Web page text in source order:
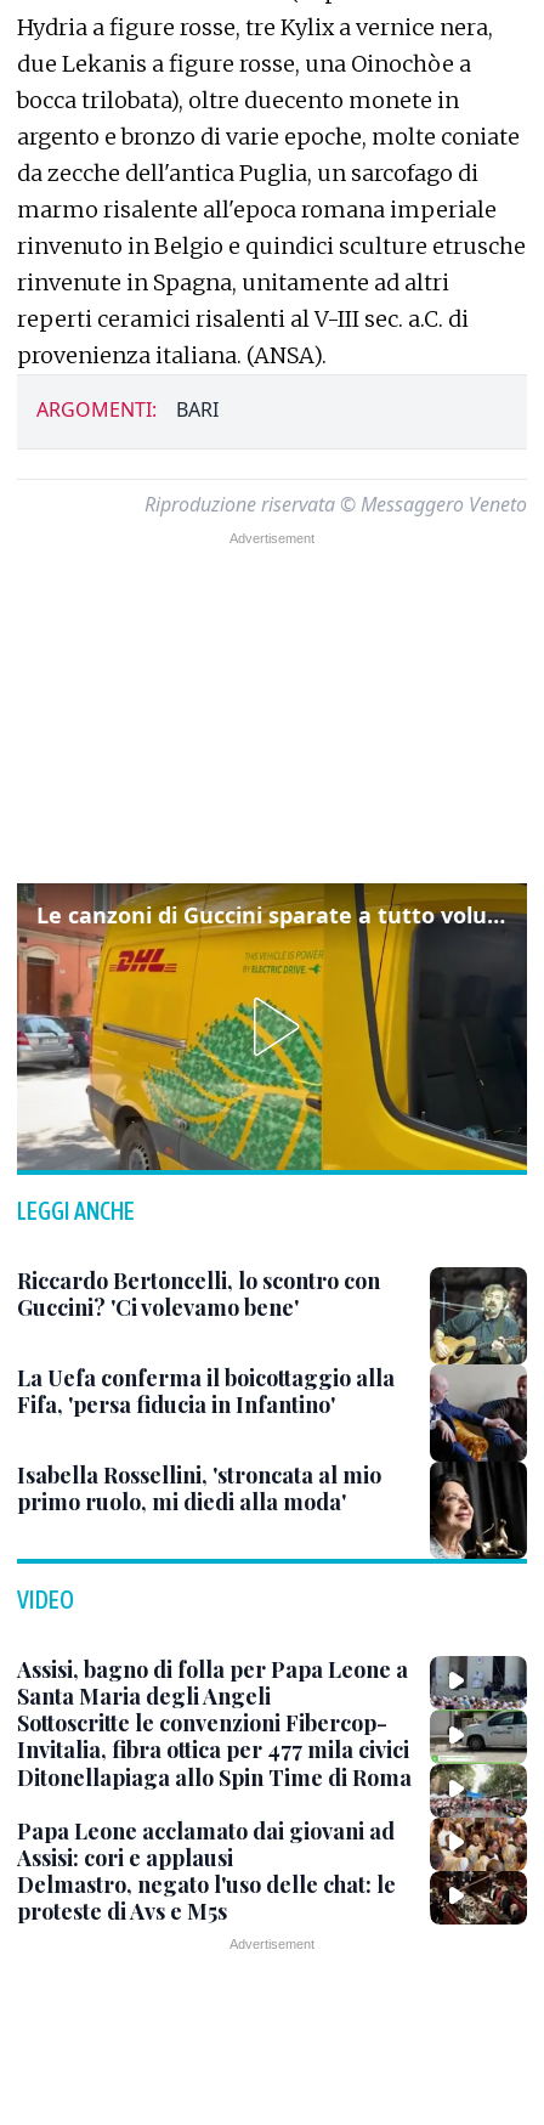
Hydria a figure rosse, tre Kylix a vernice nera,
due Lekanis a figure rosse, una Oinochòe a
bocca trilobata), oltre duecento monete in
argento e bronzo di varie epoche, molte coniate
da zecche dell'antica Puglia, un sarcofago di
marmo risalente all'epoca romana imperiale
rinvenuto in Belgio e quindici sculture etrusche
rinvenute in Spagna, unitamente ad altri
reperti ceramici risalenti al V-III sec. a.C. di
provenienza italiana. (ANSA).
ARGOMENTI: BARI
Riproduzione riservata © Messaggero Veneto
Le canzoni di Guccini sparate a tutto volume nella strada dove abitava
LEGGI ANCHE
Riccardo Bertoncelli, lo scontro con
Guccini? 'Ci volevamo bene'
La Uefa conferma il boicottaggio alla
Fifa, 'persa fiducia in Infantino'
Isabella Rossellini, 'stroncata al mio
primo ruolo, mi diedi alla moda'
VIDEO
Assisi, bagno di folla per Papa Leone a
Santa Maria degli Angeli
Sottoscritte le convenzioni Fibercop-
Invitalia, fibra ottica per 477 mila civici
Ditonellapiaga allo Spin Time di Roma
Papa Leone acclamato dai giovani ad
Assisi: cori e applausi
Delmastro, negato l'uso delle chat: le
proteste di Avs e M5s